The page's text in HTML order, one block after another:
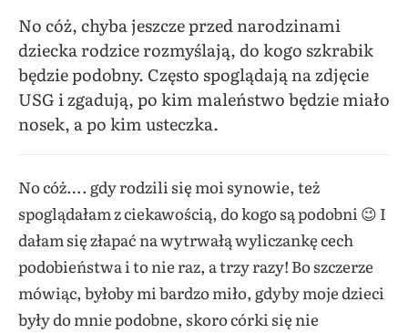
No cóż, chyba jeszcze przed narodzinami
dziecka rodzice rozmyślają, do kogo szkrabik
będzie podobny. Często spoglądają na zdjęcie
USG i zgadują, po kim maleństwo będzie miało
nosek, a po kim usteczka.
No cóż…. gdy rodzili się moi synowie, też
spoglądałam z ciekawością, do kogo są podobni 😉 I
dałam się złapać na wytrwałą wyliczankę cech
podobieństwa i to nie raz, a trzy razy! Bo szczerze
mówiąc, byłoby mi bardzo miło, gdyby moje dzieci
były do mnie podobne, skoro córki się nie